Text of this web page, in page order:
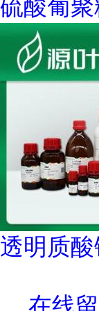
硫酸葡聚
透明质酸
在线